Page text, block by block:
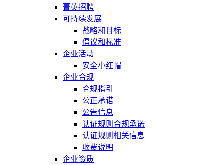
菁英招聘
可持续发展
战略和目标
倡议和标准
企业活动
安全小红帽
企业合规
合规指引
公正承诺
公告信息
认证规则合规承诺
认证规则相关信息
收费说明
企业资质